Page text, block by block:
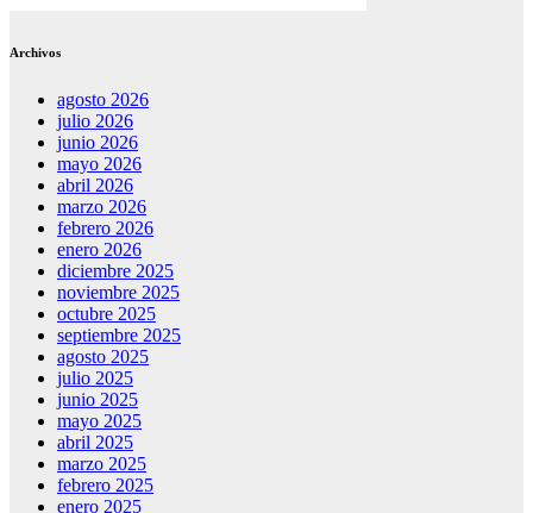
Archivos
agosto 2026
julio 2026
junio 2026
mayo 2026
abril 2026
marzo 2026
febrero 2026
enero 2026
diciembre 2025
noviembre 2025
octubre 2025
septiembre 2025
agosto 2025
julio 2025
junio 2025
mayo 2025
abril 2025
marzo 2025
febrero 2025
enero 2025